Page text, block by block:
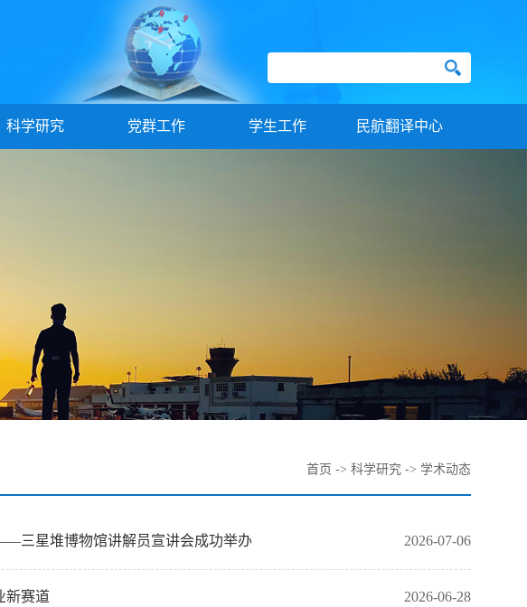
科学研究 党群工作 学生工作 民航翻译中心
首页 -> 科学研究 -> 学术动态
三星堆博物馆讲解员宣讲会成功举办 2026-07-06
新赛道 2026-06-28